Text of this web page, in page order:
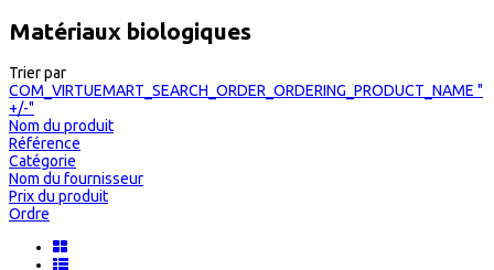
Matériaux biologiques
Trier par
COM_VIRTUEMART_SEARCH_ORDER_ORDERING_PRODUCT_NAME "
+/-"
Nom du produit
Référence
Catégorie
Nom du fournisseur
Prix du produit
Ordre